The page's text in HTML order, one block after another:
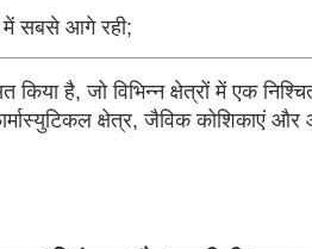
में सबसे आगे रही;
है, जो विभिन्न क्षेत्रों में एक
फार्मास्युटिकल क्षेत्र, जैविक कोशिकाएं